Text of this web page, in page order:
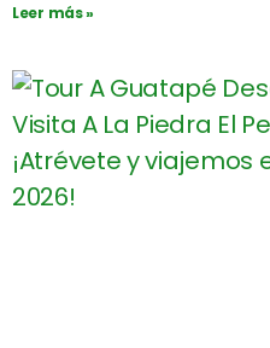
Leer más »